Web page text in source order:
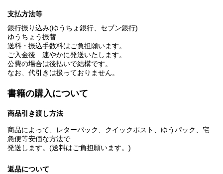
支払方法等
銀行振り込み(ゆうちょ銀行、セブン銀行)
ゆうちょう振替
送料・振込手数料はご負担願います。
ご入金後 速やかに発送いたします。
公費の場合は後払いで結構です。
なお、代引きは扱っておりません。
書籍の購入について
商品引き渡し方法
商品によって、レターパック、クイックポスト、ゆうパック、宅
急便等安価な方法で
発送します。(送料はご負担願います。)
返品について